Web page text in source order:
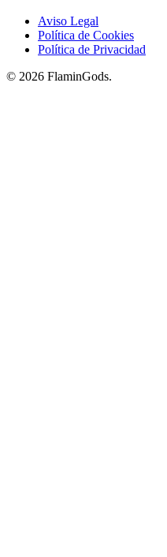
Aviso Legal
Política de Cookies
Política de Privacidad
© 2026 FlaminGods.